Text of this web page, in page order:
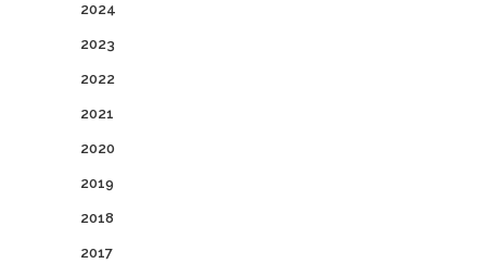
2024
2023
2022
2021
2020
2019
2018
2017